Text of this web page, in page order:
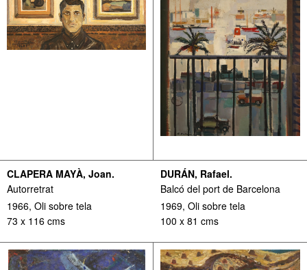
CLAPERA MAYÀ, Joan.
Autorretrat
1966, Oli sobre tela
73 x 116 cms
DURÁN, Rafael.
Balcó del port de Barcelona
1969, Oli sobre tela
100 x 81 cms